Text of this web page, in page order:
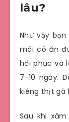
lâu?
Như vậy
môi có ăn
hồi phục và
7-10 ngày.
kiêng thịt gà
Sau khi